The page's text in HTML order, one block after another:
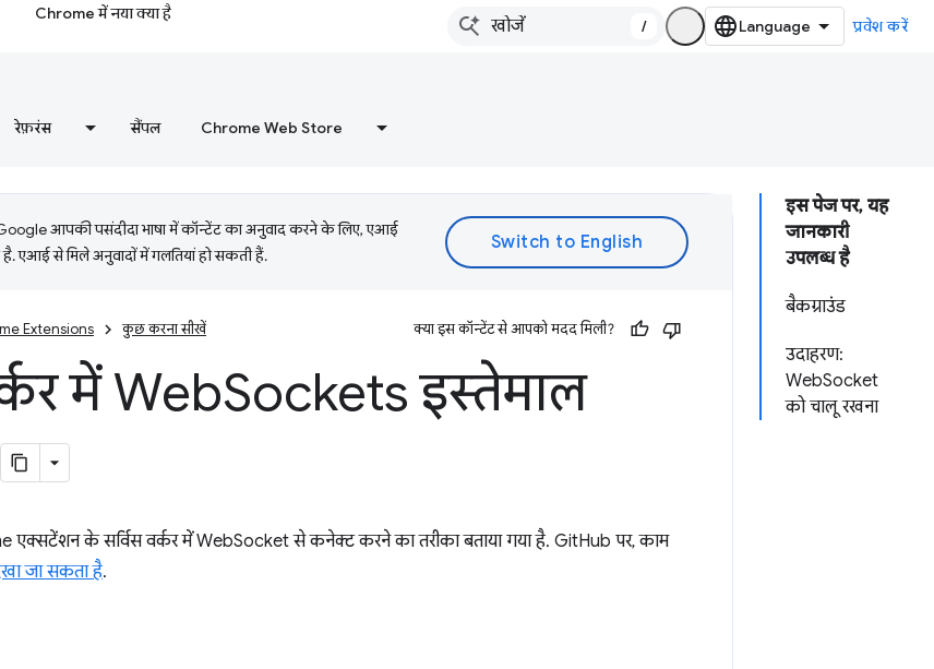
Chrome में नया क्या है
/ प्रवेश करें
रेफ़रंस सैंपल Chrome Web Store
इस पेज पर, यह
जानकारी
उपलब्ध है
बैकग्राउंड
उदाहरण:
WebSocket
को चालू रखना
आपकी पसंदीदा भाषा में कॉन्टेंट का अनुवाद करने के लिए, एआई
एआई से मिले अनुवादों में गलतियां हो सकती हैं.
Extensions कुछ करना सीखें क्या इस कॉन्टेंट से आपको मदद मिली?
में WebSockets इस्तेमाल
एक्सटेंशन के सर्विस वर्कर में WebSocket से कनेक्ट करने का तरीका बताया गया है. GitHub पर, काम
जा सकता है.